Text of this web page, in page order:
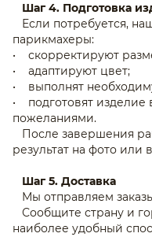
Шаг 4. Подготовка
Если потребуется,
парикмахеры:
• скорректируют
• адаптируют цвет;
• выполнят
• подготовят изделие
пожеланиями.
После завершения
результат на фото или
Шаг 5. Доставка
Мы отправляем
Сообщите страну и
наиболее удобный